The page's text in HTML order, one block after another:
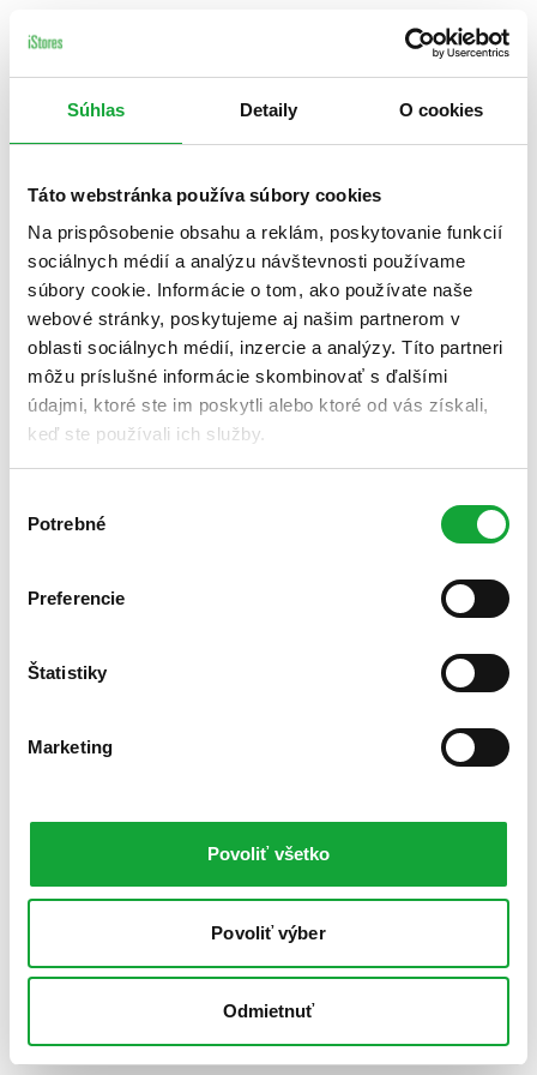
Súhlas Detaily O cookies
Táto webstránka používa súbory cookies
Na prispôsobenie obsahu a reklám, poskytovanie funkcií
sociálnych médií a analýzu návštevnosti používame
súbory cookie. Informácie o tom, ako používate naše
webové stránky, poskytujeme aj našim partnerom v
oblasti sociálnych médií, inzercie a analýzy. Títo partneri
môžu príslušné informácie skombinovať s ďalšími
údajmi, ktoré ste im poskytli alebo ktoré od vás získali,
keď ste používali ich služby.
súhlasu
Potrebné
Preferencie
Štatistiky
Marketing
Povoliť všetko
Povoliť výber
Odmietnuť